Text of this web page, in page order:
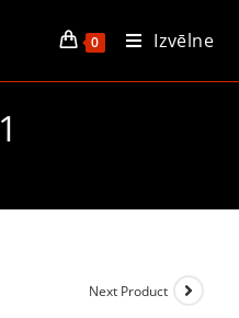
0 Izvēlne
Next Product